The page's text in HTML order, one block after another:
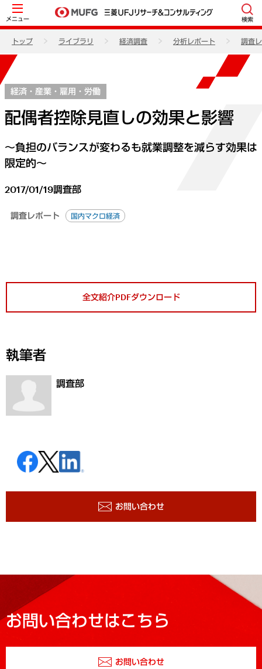
メニュー 検索
トップ ライブラリ 経済調査 分析レポート 調査
経済・産業・雇用・労働
配偶者控除見直しの効果と影響
～負担のバランスが変わるも就業調整を減らす効果は
限定的～
2017/01/19調査部
調査レポート 国内マクロ経済
全文紹介PDFダウンロード
執筆者
調査部
お問い合わせ
お問い合わせはこちら
お問い合わせ